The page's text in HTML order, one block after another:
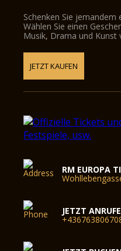
Schenken Sie jemandem
Wählen Sie einen
Musik, Drama und Kunst
JETZT KAUFEN
RM EUROPA
JETZT